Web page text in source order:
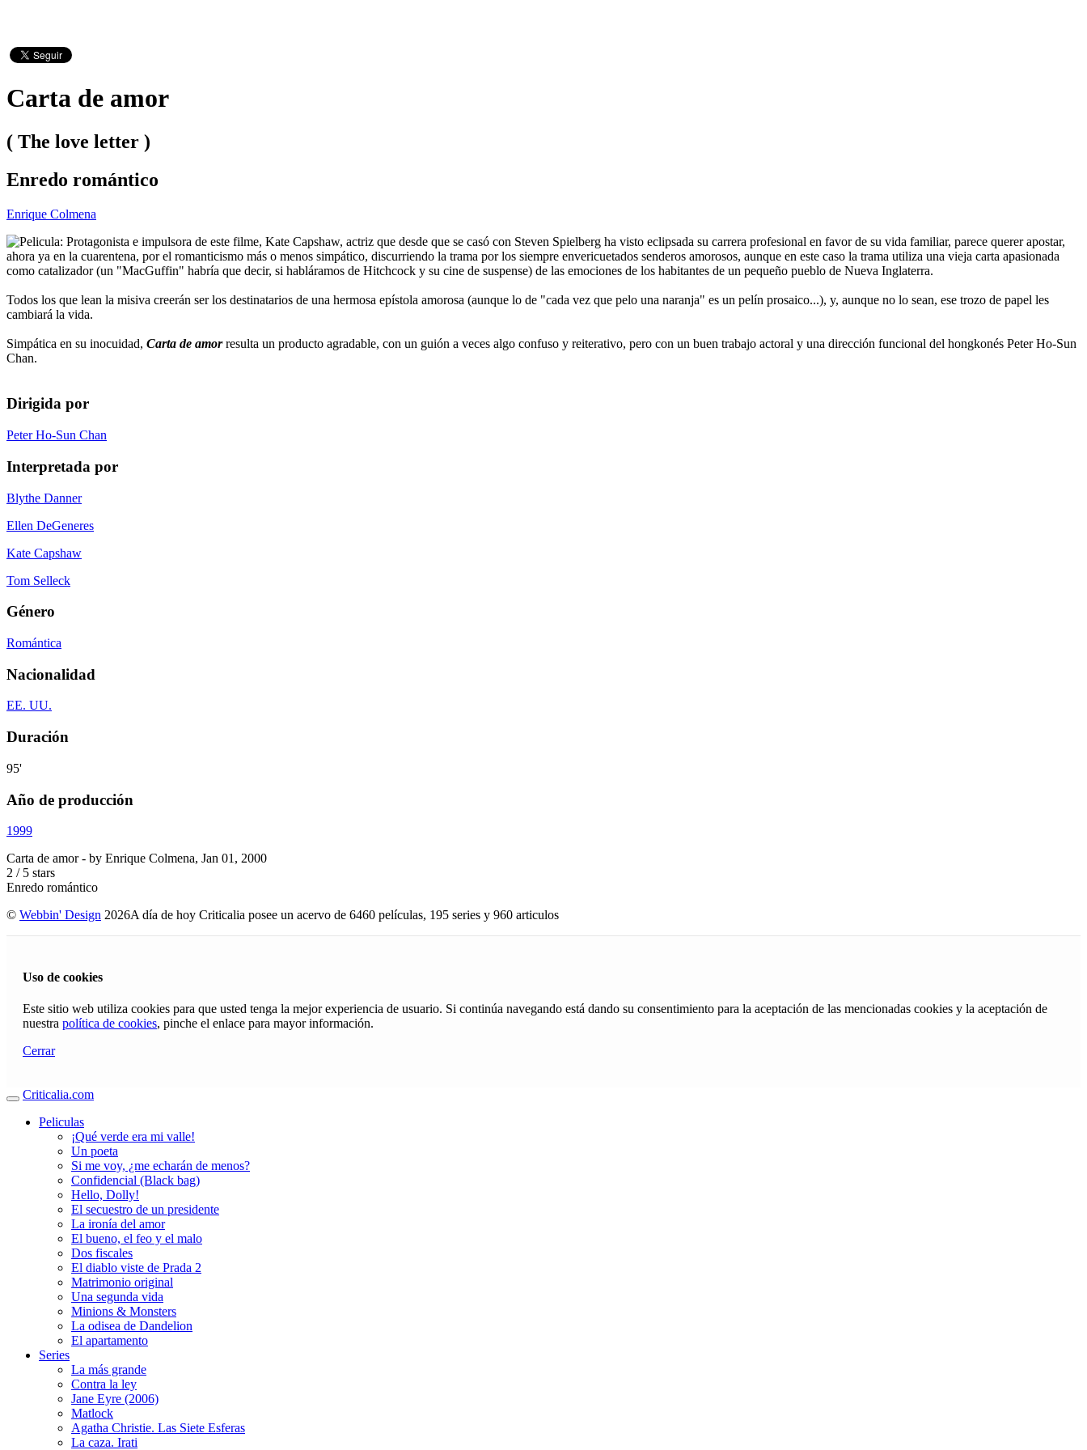
Carta de amor
( The love letter )
Enredo romántico
Enrique Colmena
Protagonista e impulsora de este filme, Kate Capshaw, actriz que desde que se casó con Steven Spielberg ha visto eclipsada su carrera profesional en favor de su vida familiar, parece querer apostar,
ahora ya en la cuarentena, por el romanticismo más o menos simpático, discurriendo la trama por los siempre envericuetados senderos amorosos, aunque en este caso la trama utiliza una vieja carta apasionada
como catalizador (un "MacGuffin" habría que decir, si habláramos de Hitchcock y su cine de suspense) de las emociones de los habitantes de un pequeño pueblo de Nueva Inglaterra.
Todos los que lean la misiva creerán ser los destinatarios de una hermosa epístola amorosa (aunque lo de "cada vez que pelo una naranja" es un pelín prosaico...), y, aunque no lo sean, ese trozo de papel les
cambiará la vida.
Simpática en su inocuidad, Carta de amorresulta un producto agradable, con un guión a veces algo confuso y reiterativo, pero con un buen trabajo actoral y una dirección funcional del hongkonés Peter Ho-Sun
Chan.
Dirigida por
Peter Ho-Sun Chan
Interpretada por
Blythe Danner
Ellen DeGeneres
Kate Capshaw
Tom Selleck
Género
Romántica
Nacionalidad
EE. UU.
Duración
95'
Año de producción
1999
Carta de amor- by Enrique Colmena, Jan 01, 2000
2 / 5 stars
Enredo romántico
© Webbin' Design 2026A día de hoy Criticalia posee un acervo de 6460 películas, 195 series y 960 articulos
Uso de cookies
Este sitio web utiliza cookies para que usted tenga la mejor experiencia de usuario. Si continúa navegando está dando su consentimiento para la aceptación de las mencionadas cookies y la aceptación de
nuestra política de cookies, pinche el enlace para mayor información.
Cerrar
Criticalia.com
Peliculas
¡Qué verde era mi valle!
Un poeta
Si me voy, ¿me echarán de menos?
Confidencial (Black bag)
Hello, Dolly!
El secuestro de un presidente
La ironía del amor
El bueno, el feo y el malo
Dos fiscales
El diablo viste de Prada 2
Matrimonio original
Una segunda vida
Minions & Monsters
La odisea de Dandelion
El apartamento
Series
La más grande
Contra la ley
Jane Eyre (2006)
Matlock
Agatha Christie. Las Siete Esferas
La caza. Irati